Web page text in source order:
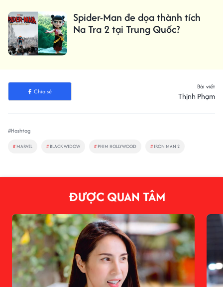
Spider-Man đe dọa thành tích
Na Tra 2 tại Trung Quốc?
Chia sẻ
Bài viết
Thịnh Phạm
#Hashtag
# MARVEL # BLACK WIDOW # PHIM HOLLYWOOD # IRON MAN 2
ĐƯỢC QUAN TÂM